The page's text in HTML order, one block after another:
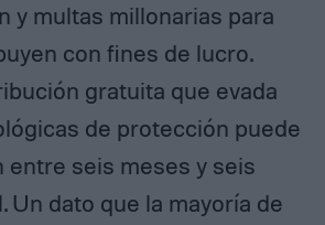
y multas millonarias para
con fines de lucro.
gratuita que evada
de protección puede
entre seis meses y seis
Un dato que la mayoría de